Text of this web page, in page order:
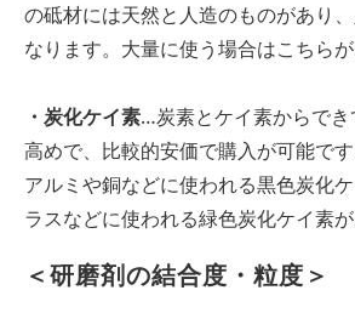
の砥材には天然と人造のものがあり
なります。大量に使う場合はこちらが
・炭化ケイ素…炭素とケイ素からで
高めで、比較的安価で購入が可能で
アルミや銅などに使われる黒色炭化
ラスなどに使われる緑色炭化ケイ素が
＜研磨剤の結合度・粒度＞